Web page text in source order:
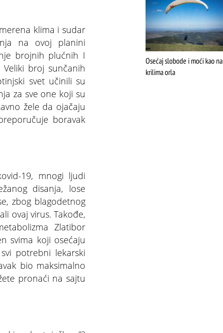
klima i sudar
na ovoj planini
brojnih plućnih I
broj sunčanih
svet učinili su
za sve one koji su
žele da ojačaju
boravak
19, mnogi ljudi
disanja, lose
zbog blagodetnog
ovaj virus. Takođe,
Zlatibor
svima koji osećaju
potrebni lekarski
bio maksimalno
pronaći na sajtu
Osećaj slobode i moći kao na
krilima orla